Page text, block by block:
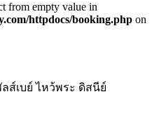
from empty value in
httpdocs/booking.php on